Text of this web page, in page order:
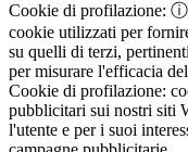
Cookie di profilazione: ⓘ
cookie utilizzati per
su quelli di terzi,
per misurare l'efficacia
Cookie di profilazione:
pubblicitari sui nostri siti
l'utente e per i suoi